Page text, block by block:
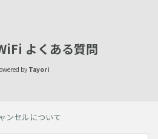
よくある質問
by Tayori
ンセルについて